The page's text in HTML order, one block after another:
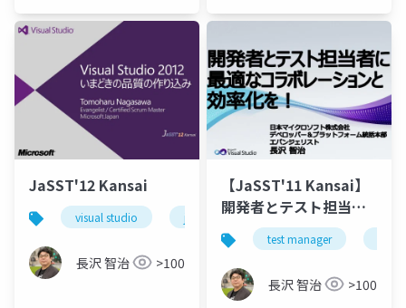
JaSST'12 Kansai
visual studio jasst visual studio 2012
長沢 智治 >100
【JaSST'11 Kansai】
開発者とテスト担当者
に最適なコラボレーシ
ョンと効率化を！
test manager
長沢 智治 >100